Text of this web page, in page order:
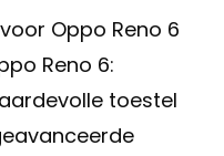
Oppo Reno 6
Reno 6:
toestel